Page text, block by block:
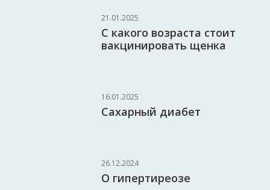
21.01.2025
С какого возраста стоит
вакцинировать щенка
16.01.2025
Сахарный диабет
26.12.2024
О гипертиреозе